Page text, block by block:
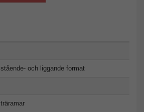
stående- och liggande format
träramar